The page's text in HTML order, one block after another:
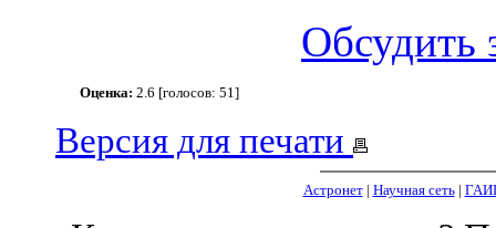
Обсудить
Оценка: 2.6 [голосов: 51]
Версия для печати
Астронет| Научная сеть|